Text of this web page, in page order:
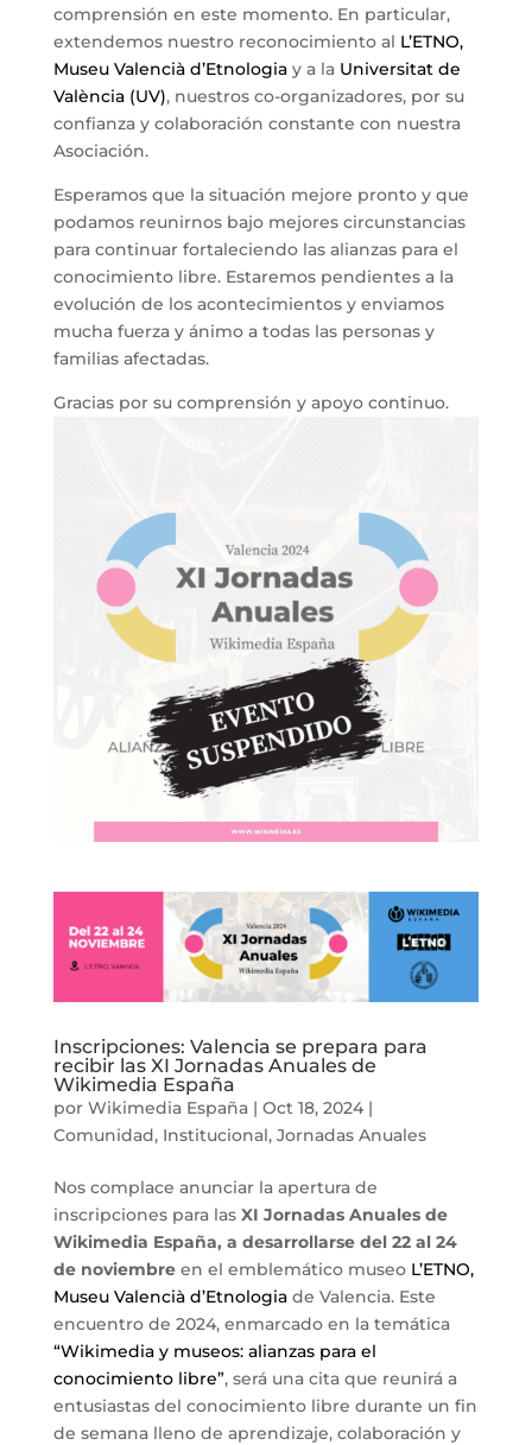
comprensión en este momento. En particular,
extendemos nuestro reconocimiento al L’ETNO,
Museu Valencià d’Etnologiay a la Universitat de
València (UV), nuestros co-organizadores, por su
confianza y colaboración constante con nuestra
Asociación.
Esperamos que la situación mejore pronto y que
podamos reunirnos bajo mejores circunstancias
para continuar fortaleciendo las alianzas para el
conocimiento libre. Estaremos pendientes a la
evolución de los acontecimientos y enviamos
mucha fuerza y ánimo a todas las personas y
familias afectadas.
Gracias por su comprensión y apoyo continuo.
Inscripciones: Valencia se prepara para
recibir las XI Jornadas Anuales de
Wikimedia España
por Wikimedia España| Oct 18, 2024|
Comunidad, Institucional, Jornadas Anuales
Nos complace anunciar la apertura de
inscripciones para las XI Jornadas Anuales de
Wikimedia España, a desarrollarse del 22 al 24
de noviembreen el emblemático museo L’ETNO,
Museu Valencià d’Etnologiade Valencia. Este
encuentro de 2024, enmarcado en la temática
“Wikimedia y museos: alianzas para el
conocimiento libre”, será una cita que reunirá a
entusiastas del conocimiento libre durante un fin
de semana lleno de aprendizaje, colaboración y